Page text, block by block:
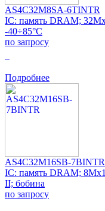
AS4C32M8SA-6TINTR
IC: память DRAM;
-40÷85°C
по запросу
Подробнее
AS4C32M16SB-7BINTR
IC: память DRAM;
II; бобина
по запросу